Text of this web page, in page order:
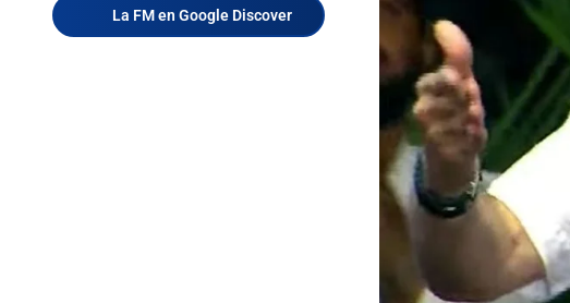
La FM en Google Discover